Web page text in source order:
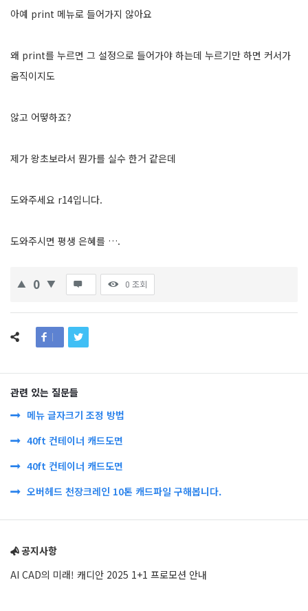
아예 print 메뉴로 들어가지 않아요
왜 print를 누르면 그 설정으로 들어가야 하는데 누르기만 하면 커서가
움직이지도
않고 어떻하죠?
제가 왕초보라서 뭔가를 실수 한거 같은데
도와주세요 r14입니다.
도와주시면 평생 은혜를 ….
0 0 조회
관련 있는 질문들
메뉴 글자크기 조정 방법
40ft 컨테이너 캐드도면
40ft 컨테이너 캐드도면
오버헤드 천장크레인 10톤 캐드파일 구해봅니다.
공지사항
AI CAD의 미래! 캐디안 2025 1+1 프로모션 안내